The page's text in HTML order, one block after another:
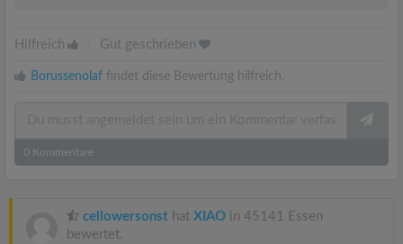
Hilfreich Gut geschrieben
Borussenolaf findet diese Bewertung hilfreich.
0 Kommentare
cellowersonst hat XIAO in 45141 Essen
bewertet.